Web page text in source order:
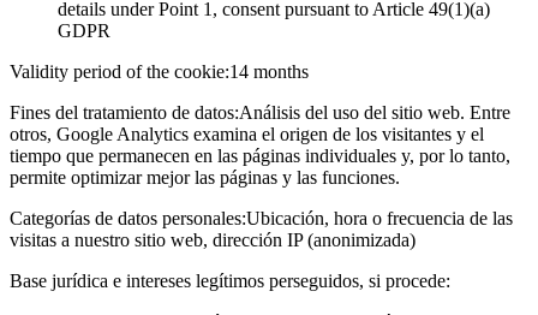
details under Point 1, consent pursuant to Article 49(1)(a)
GDPR
Validity period of the cookie:14 months
Fines del tratamiento de datos:Análisis del uso del sitio web. Entre
otros, Google Analytics examina el origen de los visitantes y el
tiempo que permanecen en las páginas individuales y, por lo tanto,
permite optimizar mejor las páginas y las funciones.
Categorías de datos personales:Ubicación, hora o frecuencia de las
visitas a nuestro sitio web, dirección IP (anonimizada)
Base jurídica e intereses legítimos perseguidos, si procede: